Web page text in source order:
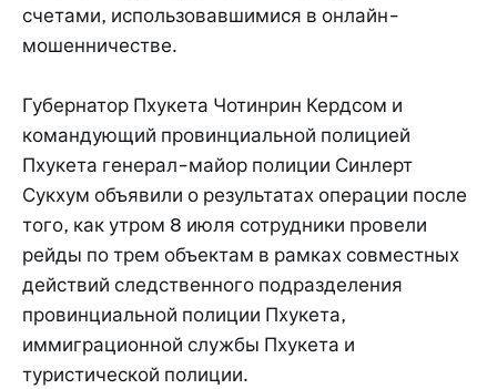
счетами, использовавшимися в онлайн-
мошенничестве.
Губернатор Пхукета Чотинрин Кердсом и
командующий провинциальной полицией
Пхукета генерал-майор полиции Синлерт
Сукхум объявили о результатах операции после
того, как утром 8 июля сотрудники провели
рейды по трем объектам в рамках совместных
действий следственного подразделения
провинциальной полиции Пхукета,
иммиграционной службы Пхукета и
туристической полиции.